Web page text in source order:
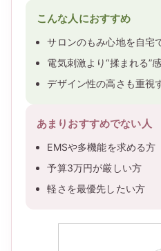
こんな人におすすめ
サロンのもみ心地を自宅
電気刺激より“揉まれる”
デザイン性の高さも重視
あまりおすすめでない人
EMSや多機能を求める方
予算3万円が厳しい方
軽さを最優先したい方